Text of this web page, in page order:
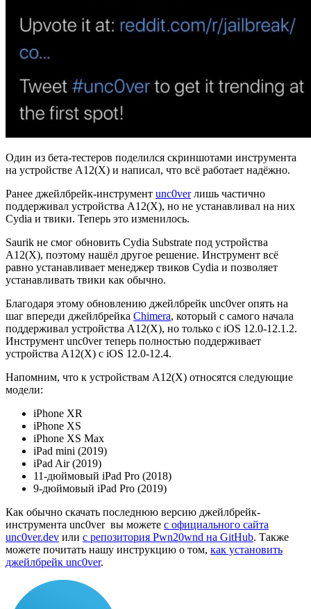
Один из бета-тестеров поделился скриншотами инструмента
на устройстве A12(X) и написал, что всё работает надёжно.
Ранее джейлбрейк-инструмент unc0verлишь частично
поддерживал устройства A12(X), но не устанавливал на них
Cydia и твики. Теперь это изменилось.
Saurik не смог обновить Cydia Substrate под устройства
A12(X), поэтому нашёл другое решение. Инструмент всё
равно устанавливает менеджер твиков Cydia и позволяет
устанавливать твики как обычно.
Благодаря этому обновлению джейлбрейк unc0ver опять на
шаг впереди джейлбрейка Chimera, который с самого начала
поддерживал устройства A12(X), но только с iOS 12.0-12.1.2.
Инструмент unc0ver теперь полностью поддерживает
устройства A12(X) с iOS 12.0-12.4.
Напомним, что к устройствам A12(X) относятся следующие
модели:
iPhone XR
iPhone XS
iPhone XS Max
iPad mini (2019)
iPad Air (2019)
11-дюймовый iPad Pro (2018)
9-дюймовый iPad Pro (2019)
Как обычно скачать последнюю версию джейлбрейк-
инструмента unc0ver вы можете с официального сайта
unc0ver.dev или с репозитория Pwn20wnd на GitHub. Также
можете почитать нашу инструкцию о том, как установить
джейлбрейк unc0ver.